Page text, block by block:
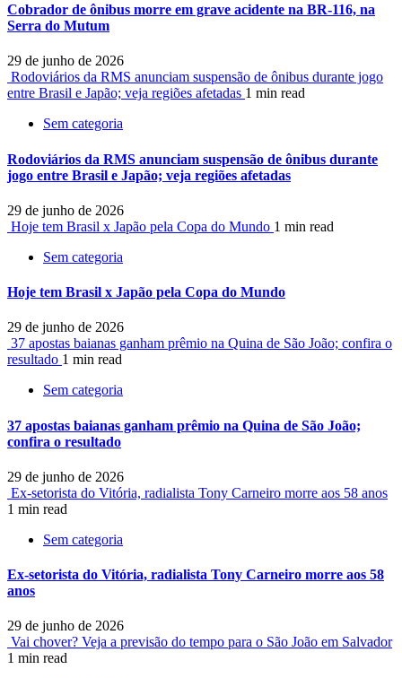
Cobrador de ônibus morre em grave acidente na BR-116, na
Serra do Mutum
29 de junho de 2026
Rodoviários da RMS anunciam suspensão de ônibus durante jogo
entre Brasil e Japão; veja regiões afetadas 1 min read
Sem categoria
Rodoviários da RMS anunciam suspensão de ônibus durante
jogo entre Brasil e Japão; veja regiões afetadas
29 de junho de 2026
Hoje tem Brasil x Japão pela Copa do Mundo 1 min read
Sem categoria
Hoje tem Brasil x Japão pela Copa do Mundo
29 de junho de 2026
37 apostas baianas ganham prêmio na Quina de São João; confira o
resultado 1 min read
Sem categoria
37 apostas baianas ganham prêmio na Quina de São João;
confira o resultado
29 de junho de 2026
Ex-setorista do Vitória, radialista Tony Carneiro morre aos 58 anos
1 min read
Sem categoria
Ex-setorista do Vitória, radialista Tony Carneiro morre aos 58
anos
29 de junho de 2026
Vai chover? Veja a previsão do tempo para o São João em Salvador
1 min read